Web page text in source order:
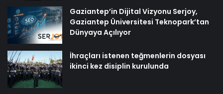
Gaziantep’in Dijital Vizyonu Serjoy,
Gaziantep Üniversitesi Teknopark’tan
Dünyaya Açılıyor
İhraçları istenen teğmenlerin dosyası
ikinci kez disiplin kurulunda